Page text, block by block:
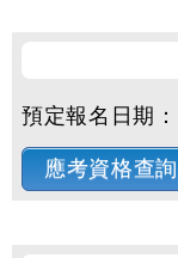
預定報名日期：
應考資格查詢